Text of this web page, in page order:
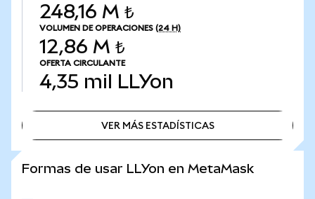
248,16 M ₺
VOLUMEN DE OPERACIONES (24 H)
12,86 M ₺
OFERTA CIRCULANTE
4,35 mil LLYon
VER MÁS ESTADÍSTICAS
Formas de usar LLYon en MetaMask